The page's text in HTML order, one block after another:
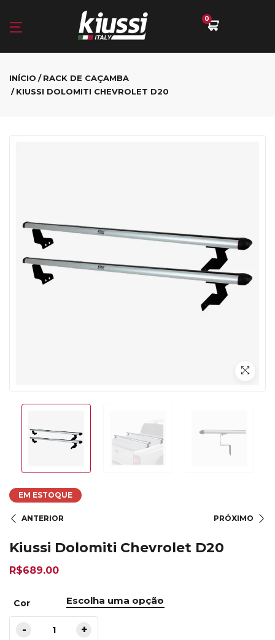
0
INÍCIO
RACK DE CAÇAMBA
KIUSSI DOLOMITI CHEVROLET D20
EM ESTOQUE
ANTERIOR PRÓXIMO
Kiussi Dolomiti Chevrolet D20
R$689.00
Cor